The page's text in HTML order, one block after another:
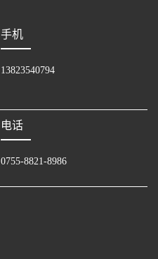
手机
13823540794
电话
0755-8821-8986